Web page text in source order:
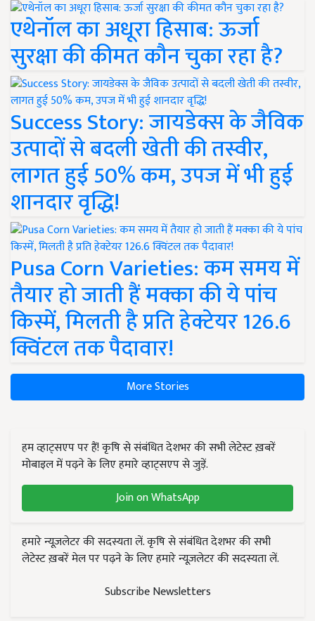
एथेनॉल का अधूरा हिसाब: ऊर्जा
सुरक्षा की कीमत कौन चुका रहा है?
Success Story: जायडेक्स के जैविक
उत्पादों से बदली खेती की तस्वीर,
लागत हुई 50% कम, उपज में भी हुई
शानदार वृद्धि!
Pusa Corn Varieties: कम समय में
तैयार हो जाती हैं मक्का की ये पांच
किस्में, मिलती है प्रति हेक्टेयर 126.6
क्विंटल तक पैदावार!
More Stories
हम व्हाट्सएप पर हैं! कृषि से संबंधित देशभर की सभी लेटेस्ट ख़बरें
मोबाइल में पढ़ने के लिए हमारे व्हाट्सएप से जुड़ें.
Join on WhatsApp
हमारे न्यूज़लेटर की सदस्यता लें. कृषि से संबंधित देशभर की सभी
लेटेस्ट ख़बरें मेल पर पढ़ने के लिए हमारे न्यूज़लेटर की सदस्यता लें.
Subscribe Newsletters